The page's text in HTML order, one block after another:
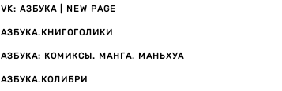
VK: АЗБУКА | NEW PAGE
АЗБУКА.КНИГОГОЛИКИ
АЗБУКА: КОМИКСЫ. МАНГА. МАНЬХУА
АЗБУКА.КОЛИБРИ